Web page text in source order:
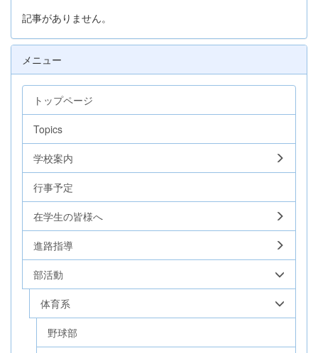
記事がありません。
メニュー
トップページ
Topics
学校案内
行事予定
在学生の皆様へ
進路指導
部活動
体育系
野球部